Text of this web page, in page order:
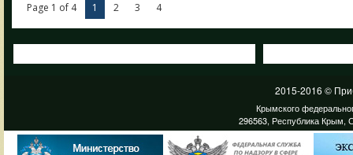
Page 1 of 4 1 2 3 4
2015-2016 ©
Крымского
296563, Республика Крым,